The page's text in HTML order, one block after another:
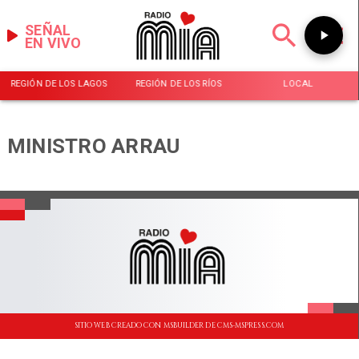
EN VIVO
SEÑAL
REGIÓN DE LOS LAGOS REGIÓN DE LOS RÍOS LOCAL
MINISTRO ARRAU
SITIO WEB CREADO CON MSBUILDER DE CMS-MSPRESS.COM